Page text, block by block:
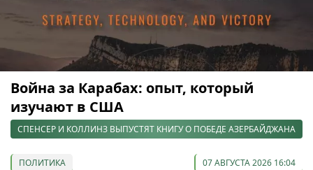
Война за Карабах: опыт, который
изучают в США
СПЕНСЕР И КОЛЛИНЗ ВЫПУСТЯТ КНИГУ О ПОБЕДЕ АЗЕРБАЙДЖАНА
ПОЛИТИКА 07 АВГУСТА 2026 16:04